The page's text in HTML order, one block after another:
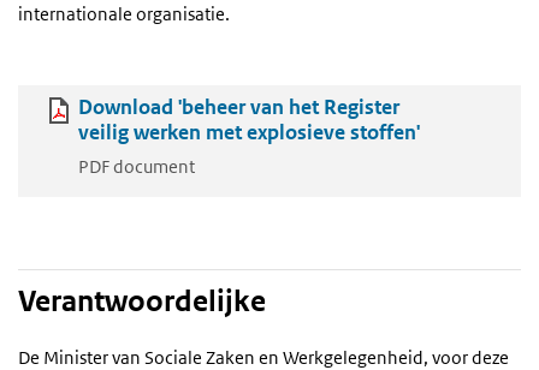
internationale organisatie.
Download 'beheer van het Register
veilig werken met explosieve stoffen'
PDF document
Verantwoordelijke
De Minister van Sociale Zaken en Werkgelegenheid, voor deze